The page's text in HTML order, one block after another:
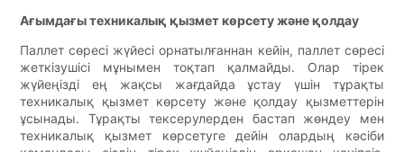
Ағымдағы техникалық қызмет көрсету және қолдау
Паллет сөресі жүйесі орнатылғаннан кейін, паллет сөресі
жеткізушісі мұнымен тоқтап қалмайды. Олар тірек
жүйеңізді ең жақсы жағдайда ұстау үшін тұрақты
техникалық қызмет көрсету және қолдау қызметтерін
ұсынады. Тұрақты тексерулерден бастап жөндеу мен
техникалық қызмет көрсетуге дейін олардың кәсіби